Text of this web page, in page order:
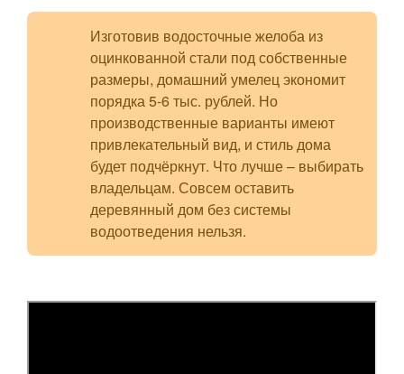
Изготовив водосточные желоба из
оцинкованной стали под собственные
размеры, домашний умелец экономит
порядка 5-6 тыс. рублей. Но
производственные варианты имеют
привлекательный вид, и стиль дома
будет подчёркнут. Что лучше – выбирать
владельцам. Совсем оставить
деревянный дом без системы
водоотведения нельзя.